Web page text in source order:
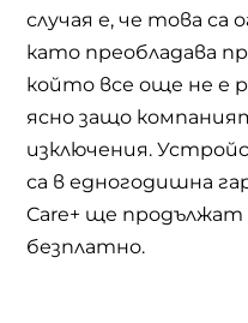
случая е, че това са
като преобладава
който все още не е
ясно защо
изключения.
са в едногодишна
Care+ ще продължат
безплатно.